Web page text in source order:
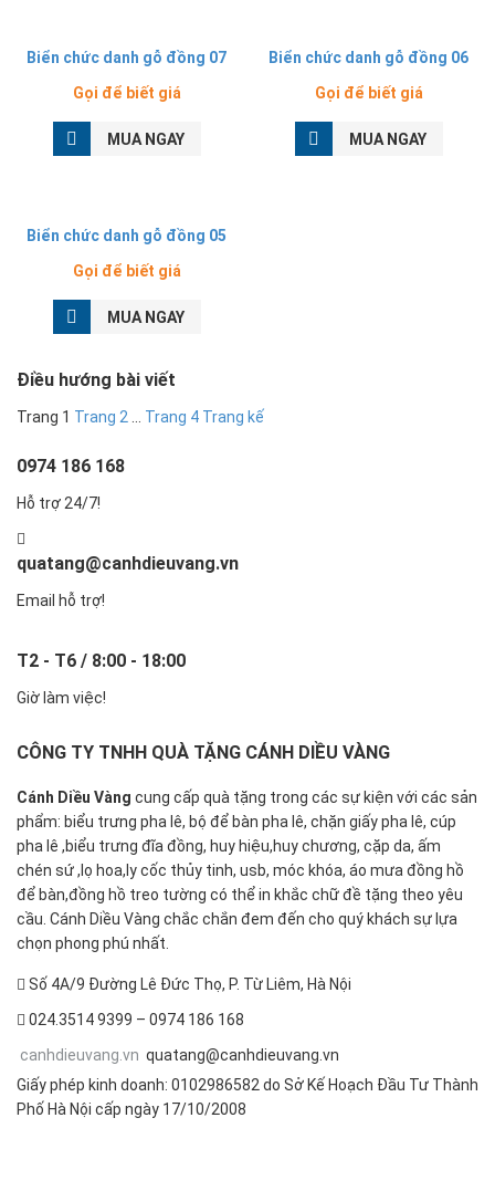
Biển chức danh gỗ đồng 07
Gọi để biết giá
MUA NGAY
Biển chức danh gỗ đồng 06
Gọi để biết giá
MUA NGAY
Biển chức danh gỗ đồng 05
Gọi để biết giá
MUA NGAY
Điều hướng bài viết
Trang 1 Trang 2 Trang 4 Trang kế
0974 186 168
Hỗ trợ 24/7!
quatang@canhdieuvang.vn
Email hỗ trợ!
T2 - T6 / 8:00 - 18:00
Giờ làm việc!
CÔNG TY TNHH QUÀ TẶNG CÁNH DIỀU VÀNG
Cánh Diều Vàng cung cấp quà tặng trong các sự kiện với các sản
phẩm: biểu trưng pha lê, bộ để bàn pha lê, chặn giấy pha lê, cúp
pha lê ,biểu trưng đĩa đồng, huy hiệu,huy chương, cặp da, ấm
chén sứ ,lọ hoa,ly cốc thủy tinh, usb, móc khóa, áo mưa đồng hồ
để bàn,đồng hồ treo tường có thể in khắc chữ đề tặng theo yêu
cầu. Cánh Diều Vàng chắc chắn đem đến cho quý khách sự lựa
chọn phong phú nhất.
Số 4A/9 Đường Lê Đức Thọ, P. Từ Liêm, Hà Nội
024.3514 9399 – 0974 186 168
canhdieuvang.vn quatang@canhdieuvang.vn
Giấy phép kinh doanh: 0102986582 do Sở Kế Hoạch Đầu Tư Thành
Phố Hà Nội cấp ngày 17/10/2008